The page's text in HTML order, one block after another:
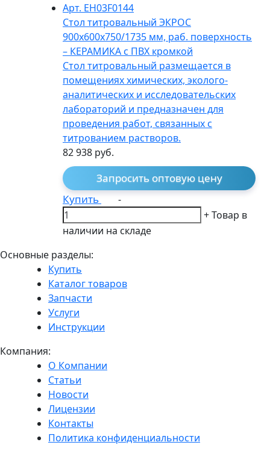
Арт. EH03F0144
Стол титровальный ЭКРОС
900х600х750/1735 мм, раб. поверхность
– КЕРАМИКА с ПВХ кромкой
Стол титровальный размещается в
помещениях химических, эколого-
аналитических и исследовательских
лабораторий и предназначен для
проведения работ, связанных с
титрованием растворов.
82 938 руб.
Запросить оптовую цену
Купить
-
+Товар в
наличии на складе
Основные разделы:
Купить
Каталог товаров
Запчасти
Услуги
Инструкции
Компания:
О Компании
Статьи
Новости
Лицензии
Контакты
Политика конфиденциальности